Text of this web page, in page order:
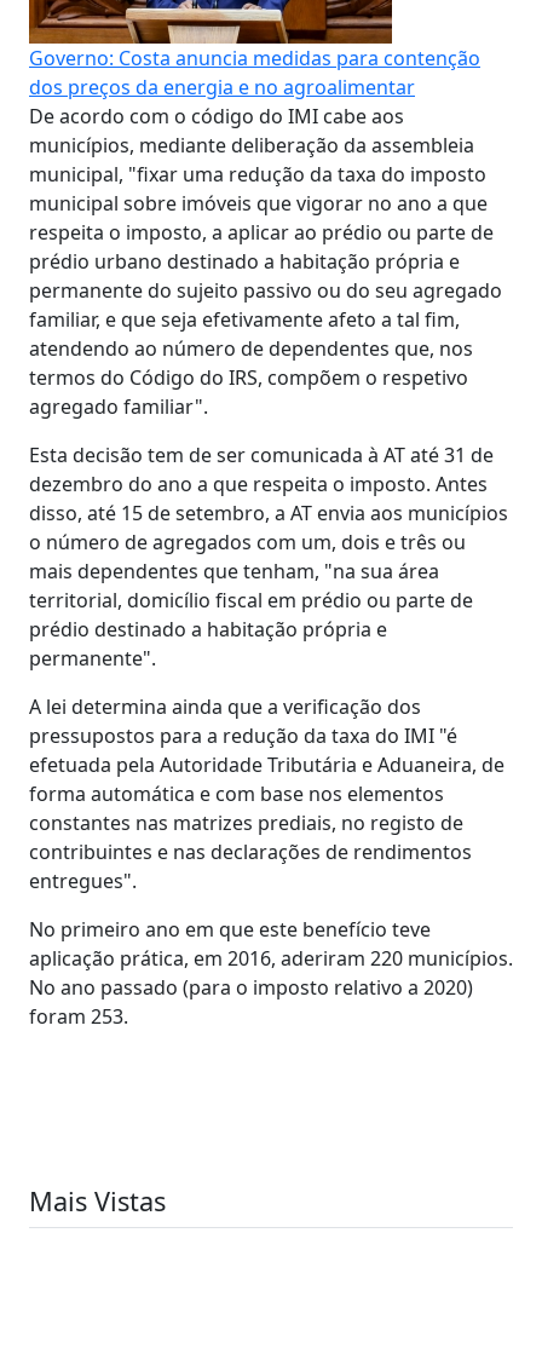
Governo: Costa anuncia medidas para contenção
dos preços da energia e no agroalimentar
De acordo com o código do IMI cabe aos
municípios, mediante deliberação da assembleia
municipal, "fixar uma redução da taxa do imposto
municipal sobre imóveis que vigorar no ano a que
respeita o imposto, a aplicar ao prédio ou parte de
prédio urbano destinado a habitação própria e
permanente do sujeito passivo ou do seu agregado
familiar, e que seja efetivamente afeto a tal fim,
atendendo ao número de dependentes que, nos
termos do Código do IRS, compõem o respetivo
agregado familiar".
Esta decisão tem de ser comunicada à AT até 31 de
dezembro do ano a que respeita o imposto. Antes
disso, até 15 de setembro, a AT envia aos municípios
o número de agregados com um, dois e três ou
mais dependentes que tenham, "na sua área
territorial, domicílio fiscal em prédio ou parte de
prédio destinado a habitação própria e
permanente".
A lei determina ainda que a verificação dos
pressupostos para a redução da taxa do IMI "é
efetuada pela Autoridade Tributária e Aduaneira, de
forma automática e com base nos elementos
constantes nas matrizes prediais, no registo de
contribuintes e nas declarações de rendimentos
entregues".
No primeiro ano em que este benefício teve
aplicação prática, em 2016, aderiram 220 municípios.
No ano passado (para o imposto relativo a 2020)
foram 253.
Mais Vistas